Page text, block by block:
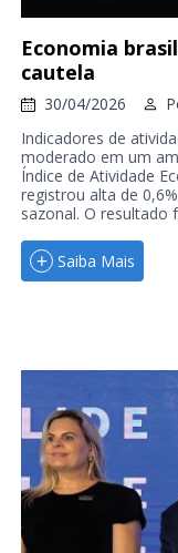
Economia
cautela
30/04/2026
Indicadores de
moderado em um
Índice de Atividade
registrou alta de
sazonal. O resultado
Saiba Mais